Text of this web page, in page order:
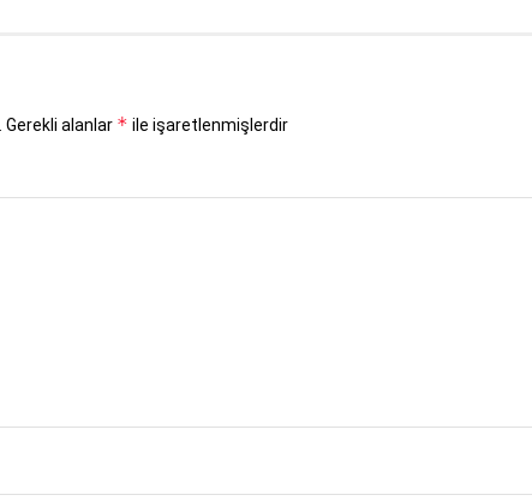
Gerekli alanlar * ile işaretlenmişlerdir